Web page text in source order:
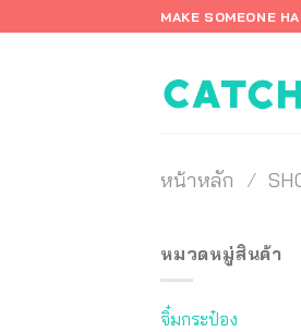
ไป
MAKE SOMEONE
หน้าหลัก /
หมวดหมู่สินค้า
จิ๋มกระป๋อง